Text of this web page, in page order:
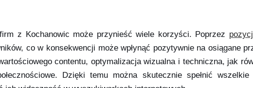
z Kochanowic może przynieść wiele korzyści. Poprzez
co w konsekwencji może wpłynąć pozytywnie na osiągane
contentu, optymalizacja wizualna i techniczna, jak
Dzięki temu można skutecznie spełnić